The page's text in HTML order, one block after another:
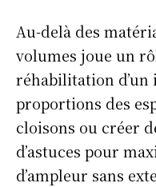
Au-delà des
volumes joue un
réhabilitation d’un
proportions des
cloisons ou créer
d’astuces pour
d’ampleur sans